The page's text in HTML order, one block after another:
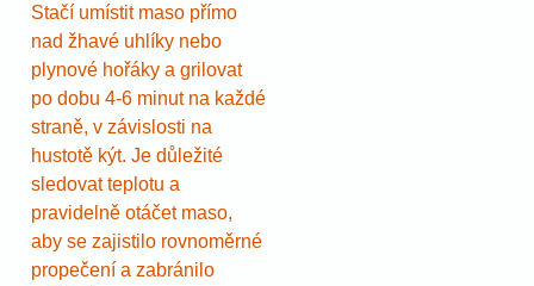
Stačí umístit maso přímo
nad žhavé uhlíky nebo
plynové hořáky a grilovat
po dobu 4-6 minut na každé
straně, v závislosti na
hustotě kýt. Je důležité
sledovat teplotu a
pravidelně otáčet maso,
aby se zajistilo rovnoměrné
propečení a zabránilo